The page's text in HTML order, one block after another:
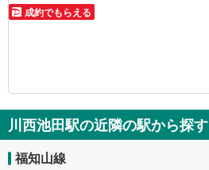
成約でもらえる
川西池田駅の近隣の駅から探す
福知山線